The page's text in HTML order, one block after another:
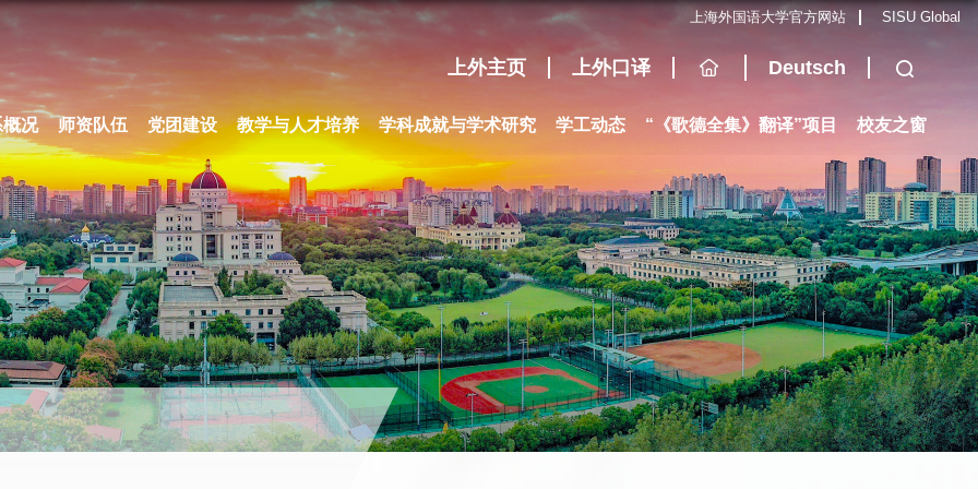
上海外国语大学官方网站 SISU Global
上外主页 上外口译 Deutsch
况 师资队伍 党团建设 教学与人才培养 学科成就与学术研究 学工动态 “《歌德全集》翻译”项目 校友之窗